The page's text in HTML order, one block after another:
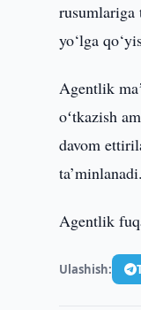
yo‘lga
Agentlik
oʻtkazish
davom
ta’minlanadi.
Agentlik
Ulashish: